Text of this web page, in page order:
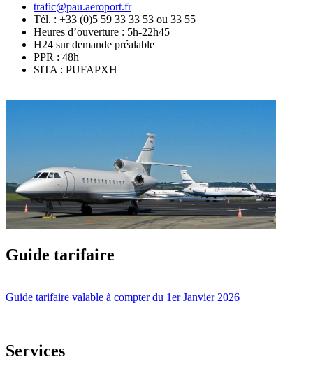
trafic@pau.aeroport.fr
Tél. : +33 (0)5 59 33 33 53 ou 33 55
Heures d’ouverture : 5h-22h45
H24 sur demande préalable
PPR : 48h
SITA : PUFAPXH
Guide tarifaire
Guide tarifaire valable à compter du 1er Janvier 2026
Services